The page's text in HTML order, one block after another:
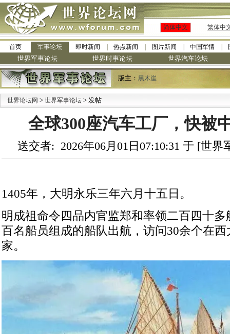
简体中文 繁体中
首页 军事论坛 即时新闻 热点新闻 图片新闻 中国军情
世界军事论坛 世界时事论坛 世界汽车论坛
版主： 黑木崖
世界论坛网 > 世界军事论坛 > 发帖
全球300座汽车工厂，快被
送交者: 2026年06月01日07:10:31 于 [世
1405年，大明永乐三年六月十五日。
明成祖命令四品内官监郑和率领二百四十
百名船员组成的船队出航，访问30余个在
家。